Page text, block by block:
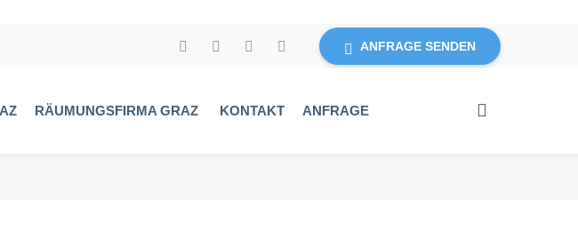
ANFRAGE SENDEN
RÄUMUNGSFIRMA GRAZ KONTAKT ANFRAGE